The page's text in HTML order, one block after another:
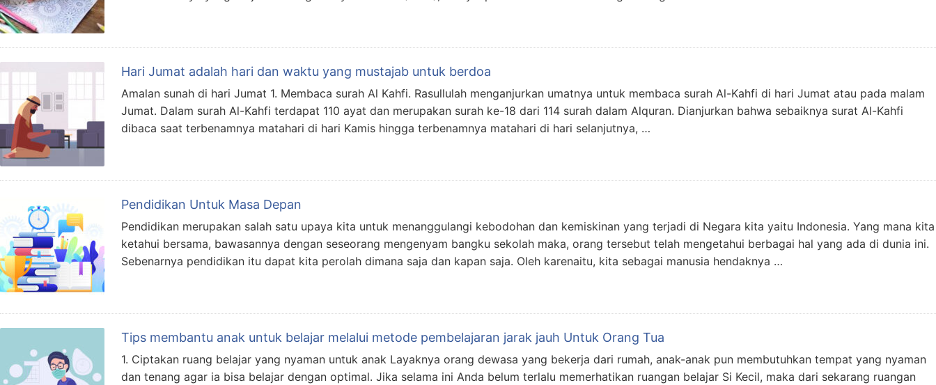
Hari Jumat adalah hari dan waktu yang mustajab untuk berdoa
Amalan sunah di hari Jumat 1. Membaca surah Al Kahfi. Rasullulah menganjurkan umatnya untuk membaca surah Al-Kahfi di hari Jumat atau pada malam
Jumat. Dalam surah Al-Kahfi terdapat 110 ayat dan merupakan surah ke-18 dari 114 surah dalam Alquran. Dianjurkan bahwa sebaiknya surat Al-Kahfi
dibaca saat terbenamnya matahari di hari Kamis hingga terbenamnya matahari di hari selanjutnya, …
Pendidikan Untuk Masa Depan
Pendidikan merupakan salah satu upaya kita untuk menanggulangi kebodohan dan kemiskinan yang terjadi di Negara kita yaitu Indonesia. Yang mana kita
ketahui bersama, bawasannya dengan seseorang mengenyam bangku sekolah maka, orang tersebut telah mengetahui berbagai hal yang ada di dunia ini.
Sebenarnya pendidikan itu dapat kita perolah dimana saja dan kapan saja. Oleh karenaitu, kita sebagai manusia hendaknya …
Tips membantu anak untuk belajar melalui metode pembelajaran jarak jauh Untuk Orang Tua
1. Ciptakan ruang belajar yang nyaman untuk anak Layaknya orang dewasa yang bekerja dari rumah, anak-anak pun membutuhkan tempat yang nyaman
dan tenang agar ia bisa belajar dengan optimal. Jika selama ini Anda belum terlalu memerhatikan ruangan belajar Si Kecil, maka dari sekarang ruangan